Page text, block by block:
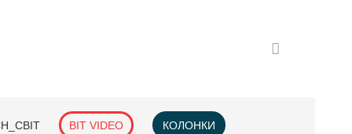
BIT VIDEO КОЛОНКИ